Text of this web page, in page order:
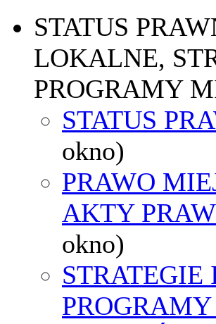
STATUS
LOKALNE,
PROGRAMY
STATUS
okno)
PRAWO
AKTY
okno)
STRATEGIE